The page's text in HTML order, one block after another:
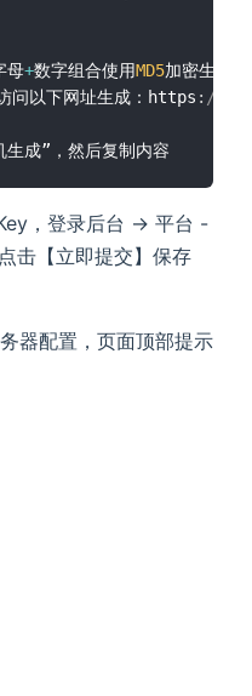
母+数字组合使用MD5加密生成
问以下网址生成：https : //
，登录后台 -> 平台 -
击【立即提交】保存
器配置，页面顶部提示